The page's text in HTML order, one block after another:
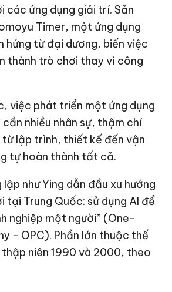
các ứng dụng giải trí. Sản
Timer, một ứng dụng
hứng từ đại dương, biến việc
thành trò chơi thay vì công
việc phát triển một ứng dụng
nhiều nhân sự, thậm chí
lập trình, thiết kế đến vận
tự hoàn thành tất cả.
lập như Ying dẫn đầu xu hướng
tại Trung Quốc: sử dụng AI để
nghiệp một người” (One-
- OPC). Phần lớn thuộc thế
thập niên 1990 và 2000, theo